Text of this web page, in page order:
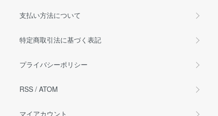
支払い方法について
特定商取引法に基づく表記
プライバシーポリシー
RSS / ATOM
マイアカウント